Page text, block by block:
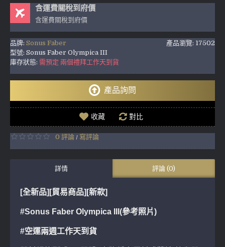
含運費關稅到府價
含運費關稅到府價
產品瀏覽: 17502
品牌: Sonus Faber
型號: Sonus Faber Olympica III
庫存狀態: 需預定 兩個禮拜工作天到貨
產品詢問
收藏 對比
0 評論 / 寫評論
詳情 評論 (0)
[全新品][貿易商品] [新款]
#Sonus Faber Olympica III(參考照片)
#空運兩週工作天到貨